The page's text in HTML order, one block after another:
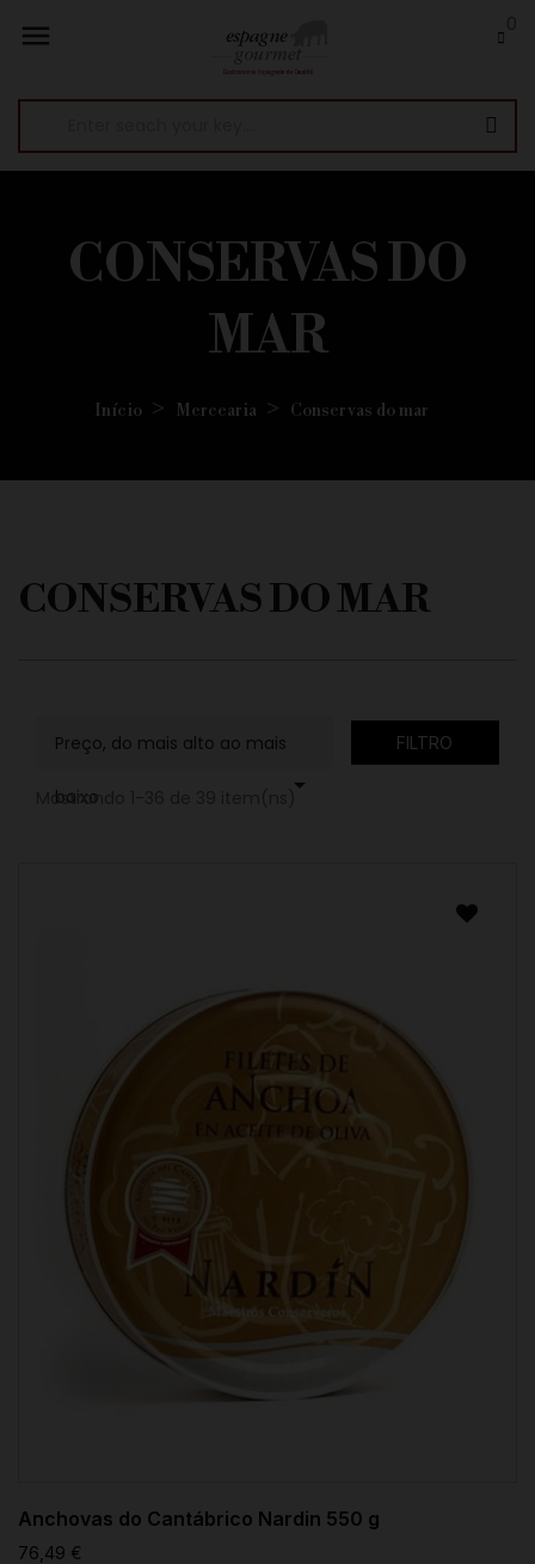

CONSERVAS DO
MAR
Início Mercearia Conservas do mar
CONSERVAS DO MAR
Preço, do mais alto ao mais
baixo 
FILTRO
Mostrando 1-36 de 39 item(ns)
Anchovas do Cantábrico Nardin 550 g
76,49 €